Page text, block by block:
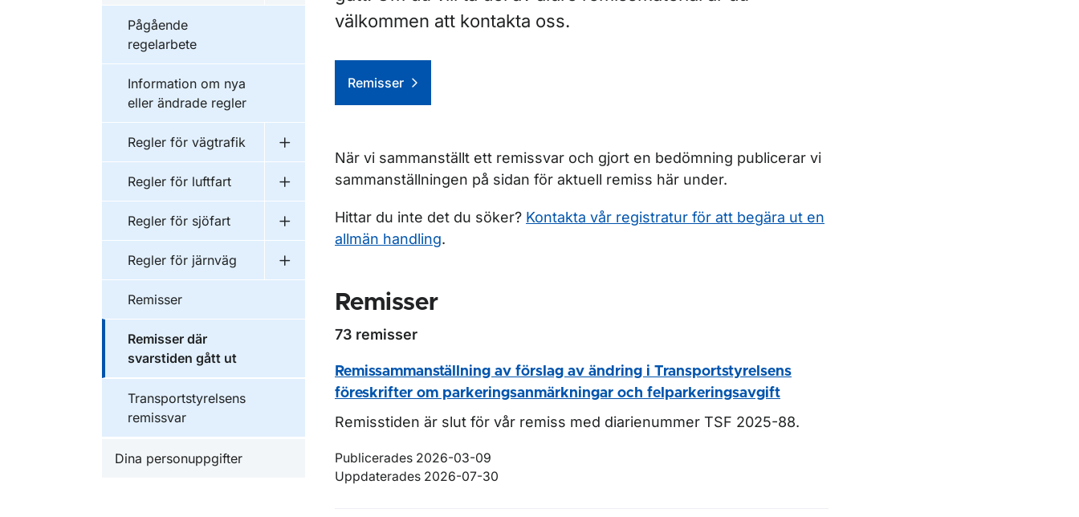
Pågående
regelarbete
Information om nya
eller ändrade regler
Regler för vägtrafik
Undermeny för Regler för vägtrafik
Regler för luftfart
Undermeny för Regler för luftfart
Regler för sjöfart
Undermeny för Regler för sjöfart
Regler för järnväg
Undermeny för Regler för järnväg
Remisser
Remisser där
svarstiden gått ut
Transportstyrelsens
remissvar
Dina personuppgifter
välkommen att kontakta oss.
Genvägar
Remisser
När vi sammanställt ett remissvar och gjort en bedömning publicerar vi
sammanställningen på sidan för aktuell remiss här under.
Hittar du inte det du söker? Kontakta vår registratur för att begära ut en
allmän handling.
Remisser
73 remisser
Remissammanställning av förslag av ändring i Transportstyrelsens
föreskrifter om parkeringsanmärkningar och felparkeringsavgift
Remisstiden är slut för vår remiss med diarienummer TSF 2025-88.
Publicerades 2026-03-09
Uppdaterades 2026-07-30